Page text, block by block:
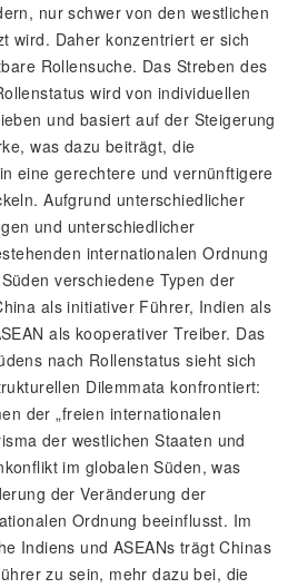
nur schwer von den westlichen
wird. Daher konzentriert er sich
Rollensuche. Das Streben des
wird von individuellen
und basiert auf der Steigerung
was dazu beiträgt, die
eine gerechtere und vernünftigere
Aufgrund unterschiedlicher
und unterschiedlicher
internationalen Ordnung
verschiedene Typen der
als initiativer Führer, Indien als
als kooperativer Treiber. Das
nach Rollenstatus sieht sich
Dilemmata konfrontiert:
der „freien internationalen
der westlichen Staaten und
im globalen Süden, was
der Veränderung der
Ordnung beeinflusst. Im
Indiens und ASEANs trägt Chinas
zu sein, mehr dazu bei, die